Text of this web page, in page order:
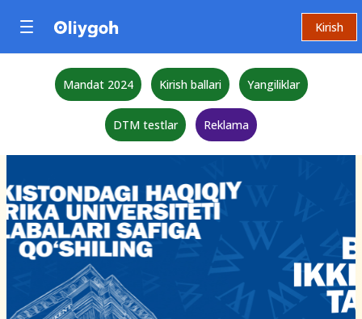
Kirish
Mandat 2024 Kirish ballari Yangiliklar
DTM testlar Reklama